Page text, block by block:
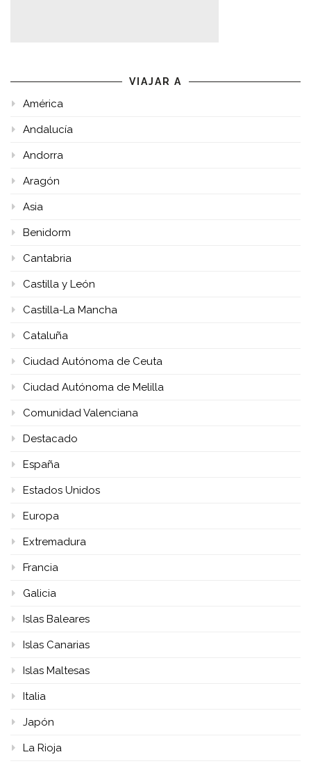
VIAJAR A
América
Andalucía
Andorra
Aragón
Asia
Benidorm
Cantabria
Castilla y León
Castilla-La Mancha
Cataluña
Ciudad Autónoma de Ceuta
Ciudad Autónoma de Melilla
Comunidad Valenciana
Destacado
España
Estados Unidos
Europa
Extremadura
Francia
Galicia
Islas Baleares
Islas Canarias
Islas Maltesas
Italia
Japón
La Rioja